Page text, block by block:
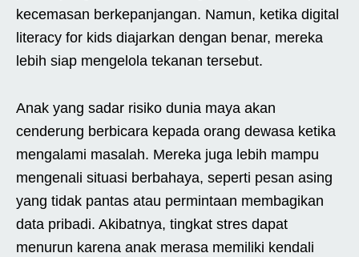
kecemasan berkepanjangan. Namun, ketika digital
literacy for kids diajarkan dengan benar, mereka
lebih siap mengelola tekanan tersebut.
Anak yang sadar risiko dunia maya akan
cenderung berbicara kepada orang dewasa ketika
mengalami masalah. Mereka juga lebih mampu
mengenali situasi berbahaya, seperti pesan asing
yang tidak pantas atau permintaan membagikan
data pribadi. Akibatnya, tingkat stres dapat
menurun karena anak merasa memiliki kendali